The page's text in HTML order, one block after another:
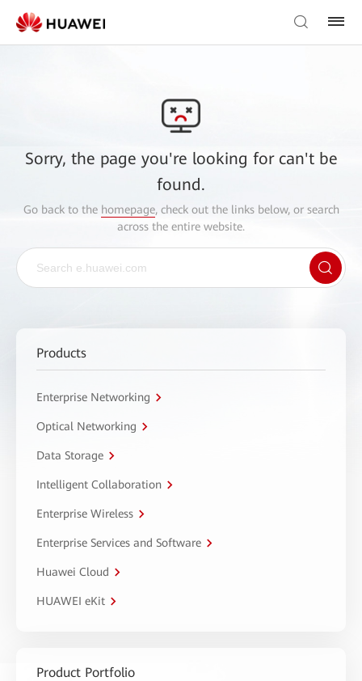
Sorry, the page you're looking for can't be
found.
Go back to the homepage, check out the links below, or search
across the entire website.
Products
Enterprise Networking
Optical Networking
Data Storage
Intelligent Collaboration
Enterprise Wireless
Enterprise Services and Software
Huawei Cloud
HUAWEI eKit
Product Portfolio